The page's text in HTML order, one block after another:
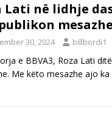
Lati në lidhje
30, 2024 billbordi1
e BBVA3, Roza Lati
Me këto mesazhe ajo